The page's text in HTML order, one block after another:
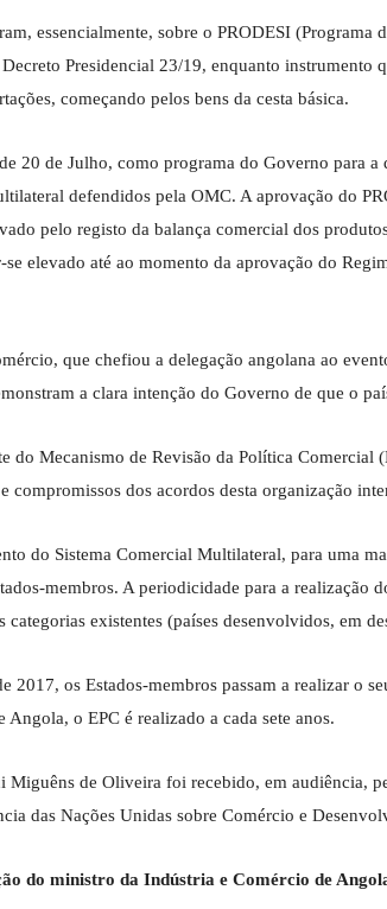
essencialmente, sobre o PRODESI (Programa
Presidencial 23/19, enquanto instrumento
começando pelos bens da cesta básica.
20 de Julho, como programa do Governo para
defendidos pela OMC. A aprovação do
pelo registo da balança comercial dos
elevado até ao momento da aprovação do
que chefiou a delegação angolana ao
a clara intenção do Governo de que o
do Mecanismo de Revisão da Política Comercial
dos acordos desta organização
do Sistema Comercial Multilateral, para uma
membros. A periodicidade para a realização
existentes (países desenvolvidos, em
os Estados-membros passam a realizar o
Angola, o EPC é realizado a cada sete anos.
Miguêns de Oliveira foi recebido, em audiência,
das Nações Unidas sobre Comércio e
do ministro da Indústria e Comércio de